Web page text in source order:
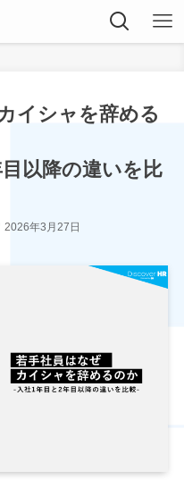
イシャを辞める
以降の違いを比
2026年3月27日